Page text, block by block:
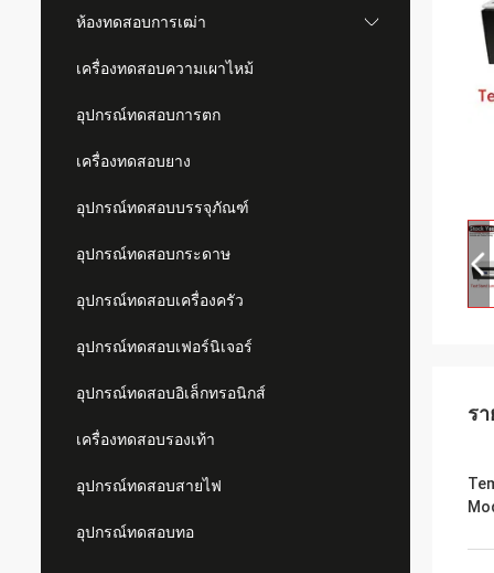
ห้องทดสอบการเฒ่า
เครื่องทดสอบความเผาไหม้
อุปกรณ์ทดสอบการตก
เครื่องทดสอบยาง
อุปกรณ์ทดสอบบรรจุภัณฑ์
อุปกรณ์ทดสอบกระดาษ
อุปกรณ์ทดสอบเครื่องครัว
อุปกรณ์ทดสอบเฟอร์นิเจอร์
อุปกรณ์ทดสอบอิเล็กทรอนิกส์
เครื่องทดสอบรองเท้า
อุปกรณ์ทดสอบสายไฟ
อุปกรณ์ทดสอบทอ
ร